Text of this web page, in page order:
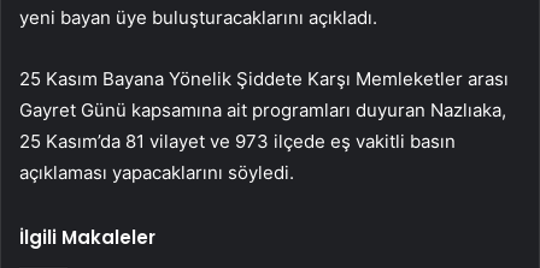
yeni bayan üye buluşturacaklarını açıkladı.
25 Kasım Bayana Yönelik Şiddete Karşı Memleketler arası
Gayret Günü kapsamına ait programları duyuran Nazlıaka,
25 Kasım’da 81 vilayet ve 973 ilçede eş vakitli basın
açıklaması yapacaklarını söyledi.
İlgili Makaleler